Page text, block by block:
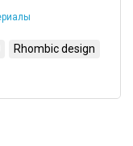
Rhombic design